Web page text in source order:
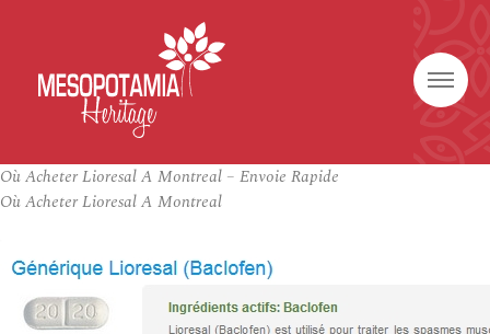
Où Acheter Lioresal A Montreal – Envoie Rapide
Où Acheter Lioresal A Montreal